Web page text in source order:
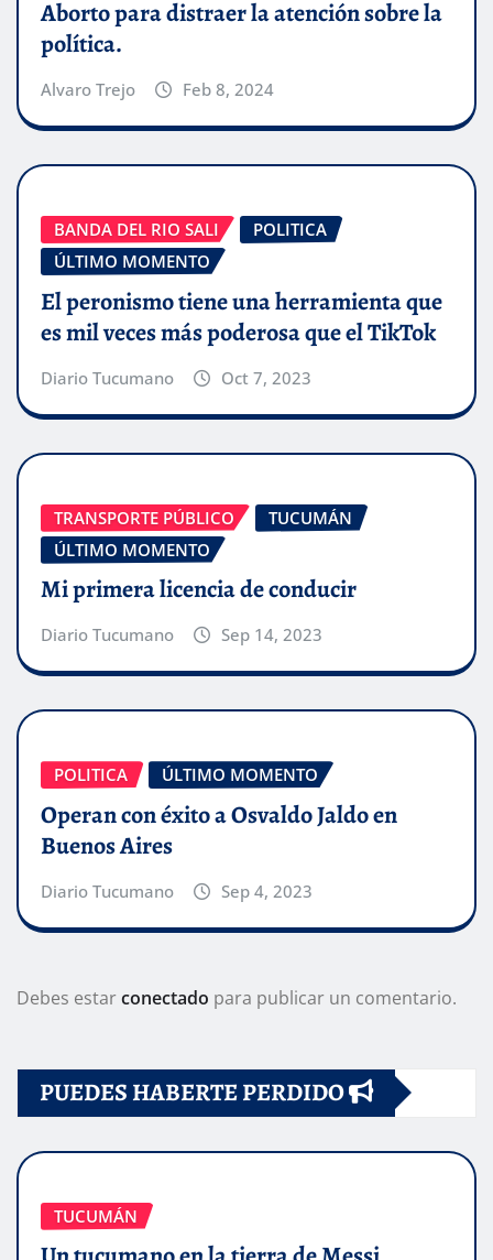
Aborto para distraer la atención sobre la
política.
Alvaro Trejo Feb 8, 2024
BANDA DEL RIO SALI
POLITICA
ÚLTIMO MOMENTO
El peronismo tiene una herramienta que
es mil veces más poderosa que el TikTok
Diario Tucumano Oct 7, 2023
TRANSPORTE PÚBLICO
TUCUMÁN
ÚLTIMO MOMENTO
Mi primera licencia de conducir
Diario Tucumano Sep 14, 2023
POLITICA ÚLTIMO MOMENTO
Operan con éxito a Osvaldo Jaldo en
Buenos Aires
Diario Tucumano Sep 4, 2023
Debes estarconectado para publicar un comentario.
PUEDES HABERTE PERDIDO
TUCUMÁN